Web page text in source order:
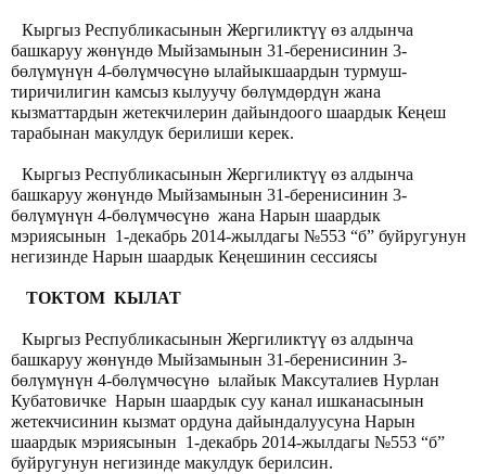
Кыргыз Республикасынын Жергиликтүү өз алдынча
башкаруу жөнүндө Мыйзамынын 31-беренисинин 3-
бөлүмүнүн 4-бөлүмчөсүнө ылайыкшаардын турмуш-
тиричилигин камсыз кылуучу бөлүмдөрдүн жана
кызматтардын жетекчилерин дайындоого шаардык Кеңеш
тарабынан макулдук берилиши керек.
Кыргыз Республикасынын Жергиликтүү өз алдынча
башкаруу жөнүндө Мыйзамынын 31-беренисинин 3-
бөлүмүнүн 4-бөлүмчөсүнө жана Нарын шаардык
мэриясынын 1-декабрь 2014-жылдагы №553 “б” буйругунун
негизинде Нарын шаардык Кеңешинин сессиясы
ТОКТОМ КЫЛАТ
Кыргыз Республикасынын Жергиликтүү өз алдынча
башкаруу жөнүндө Мыйзамынын 31-беренисинин 3-
бөлүмүнүн 4-бөлүмчөсүнө ылайык Максуталиев Нурлан
Кубатовичке Нарын шаардык суу канал ишканасынын
жетекчисинин кызмат ордуна дайындалуусуна Нарын
шаардык мэриясынын 1-декабрь 2014-жылдагы №553 “б”
буйругунун негизинде макулдук берилсин.